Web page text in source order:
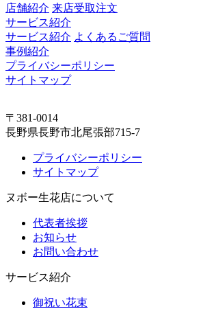
店舗紹介 来店受取注文
サービス紹介
サービス紹介 よくあるご質問
事例紹介
プライバシーポリシー
サイトマップ
〒381-0014
長野県長野市北尾張部715-7
プライバシーポリシー
サイトマップ
ヌボー生花店について
代表者挨拶
お知らせ
お問い合わせ
サービス紹介
御祝い花束